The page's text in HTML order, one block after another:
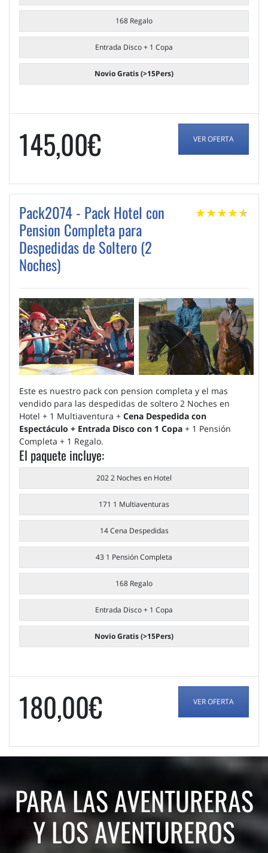
168 Regalo
Entrada Disco + 1 Copa
Novio Gratis (>15Pers)
145,00€ VER OFERTA
Pack2074 - Pack Hotel con
Pension Completa para
Despedidas de Soltero (2
Noches)
★★★★★
★
Este es nuestro pack con pension completa y el mas
vendido para las despedidas de soltero 2 Noches en
Hotel + 1 Multiaventura + Cena Despedida con
Espectáculo + Entrada Disco con 1 Copa + 1 Pensión
Completa + 1 Regalo.
El paquete incluye:
202 2 Noches en Hotel
171 1 Multiaventuras
14 Cena Despedidas
43 1 Pensión Completa
168 Regalo
Entrada Disco + 1 Copa
Novio Gratis (>15Pers)
180,00€ VER OFERTA
PARA LAS AVENTURERAS
Y LOS AVENTUREROS